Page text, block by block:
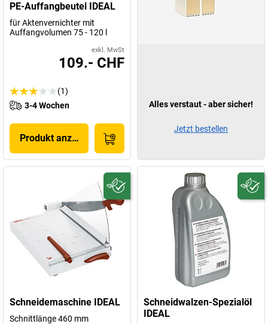
PE-Auffangbeutel IDEAL
für Aktenvernichter mit
Auffangvolumen 75 - 120 l
exkl. MwSt
109.- CHF
(1)
3-4 Wochen
Produkt anzeigen
Schneidemaschine IDEAL
Schnittlänge 460 mm
Schneidwalzen-Spezialöl
IDEAL
Alles verstaut - aber sicher!
Jetzt bestellen